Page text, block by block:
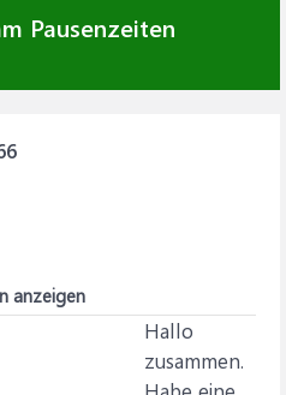
Pausenzeiten
anzeigen
Hallo
zusammen.